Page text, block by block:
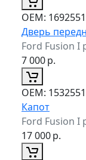
ОЕМ: 1692551
Дверь
Ford Fusion I
7 000р.
ОЕМ: 1532551
Капот
Ford Fusion I
17 000р.